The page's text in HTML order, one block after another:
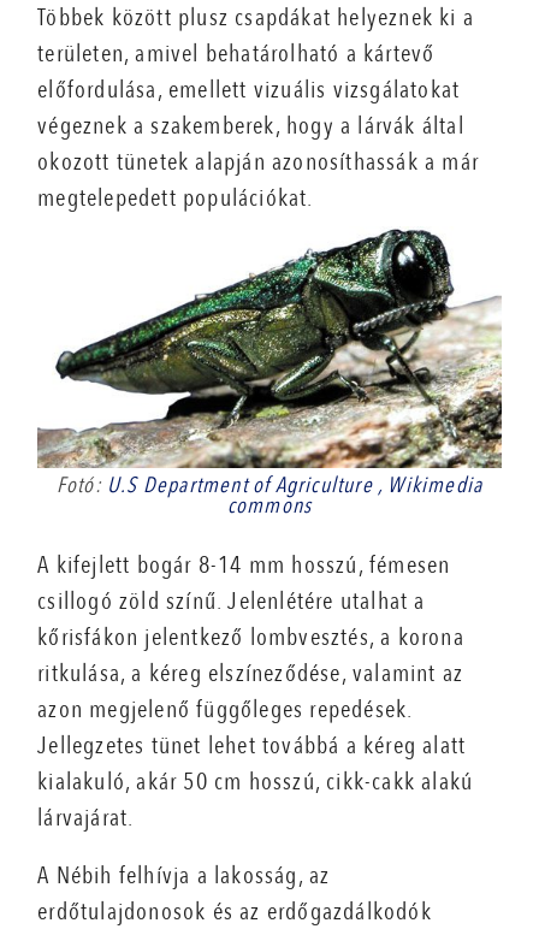
Többek között plusz csapdákat helyeznek ki a
területen, amivel behatárolható a kártevő
előfordulása, emellett vizuális vizsgálatokat
végeznek a szakemberek, hogy a lárvák által
okozott tünetek alapján azonosíthassák a már
megtelepedett populációkat.
Fotó: U.S Department of Agriculture , Wikimedia
commons
A kifejlett bogár 8-14 mm hosszú, fémesen
csillogó zöld színű. Jelenlétére utalhat a
kőrisfákon jelentkező lombvesztés, a korona
ritkulása, a kéreg elszíneződése, valamint az
azon megjelenő függőleges repedések.
Jellegzetes tünet lehet továbbá a kéreg alatt
kialakuló, akár 50 cm hosszú, cikk-cakk alakú
lárvajárat.
A Nébih felhívja a lakosság, az
erdőtulajdonosok és az erdőgazdálkodók